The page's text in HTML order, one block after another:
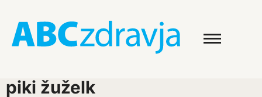
piki žuželk